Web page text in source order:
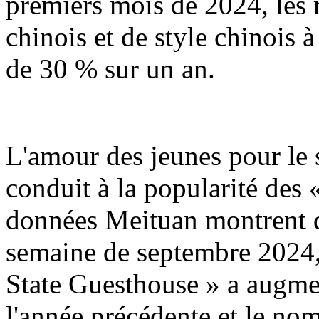
chinois et de style chinois
de 30 % sur un an.
L'amour des jeunes pour le
conduit à la popularité des
données Meituan montrent
semaine de septembre
State Guesthouse » a